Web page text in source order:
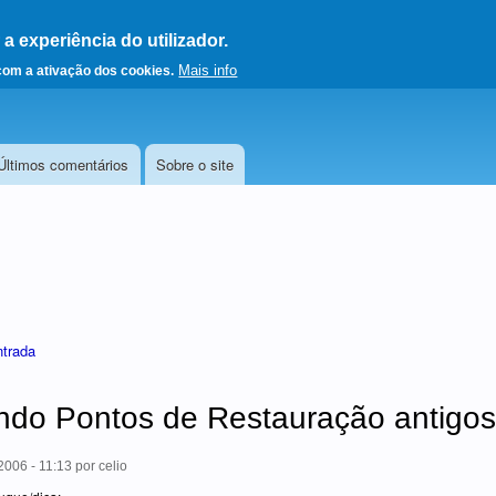
experiência do utilizador.
a ativação dos cookies. Mais info
página principal
comentários Sobre o site
Pontos de Restauração antigos
- 11:13 por celio